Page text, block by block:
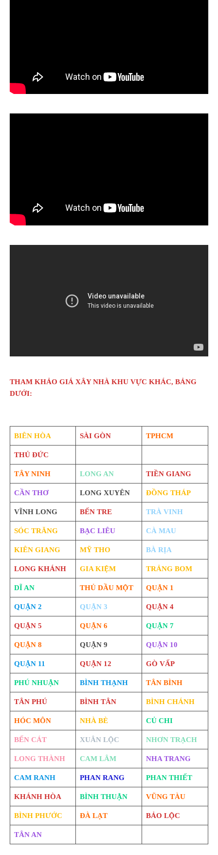
THAM KHẢO GIÁ XÂY NHÀ KHU VỰC KHÁC, BẢNG
DƯỚI:
BIÊN HÒA SÀI GÒN TPHCM
THỦ ĐỨC
TÂY NINH LONG AN TIỀN GIANG
CẦN THƠ LONG XUYÊN ĐỒNG THÁP
VĨNH LONG BẾN TRE TRÀ VINH
SÓC TRĂNG BẠC LIÊU CÀ MAU
KIÊN GIANG MỸ THO BÀ RỊA
LONG KHÁNH GIA KIỆM TRẢNG BOM
DĨ AN THỦ DẦU MỘT QUẬN 1
QUẬN 2 QUẬN 3 QUẬN 4
QUẬN 5 QUẬN 6 QUẬN 7
QUẬN 8 QUẬN 9 QUẬN 10
QUẬN 11 QUẬN 12 GÒ VẤP
PHÚ NHUẬN BÌNH THẠNH TÂN BÌNH
TÂN PHÚ BÌNH TÂN BÌNH CHÁNH
HÓC MÔN NHÀ BÈ CỦ CHI
BẾN CÁT XUÂN LỘC NHƠN TRẠCH
LONG THÀNH CAM LÂM NHA TRANG
CAM RANH PHAN RANG PHAN THIẾT
KHÁNH HÒA BÌNH THUẬN VŨNG TÀU
BÌNH PHƯỚC ĐÀ LẠT BẢO LỘC
TÂN AN